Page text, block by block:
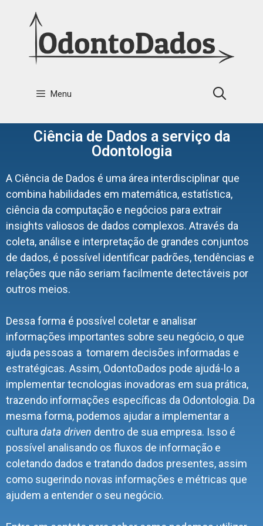
Menu
Ciência de Dados a serviço da
Odontologia
A Ciência de Dados é uma área interdisciplinar que
combina habilidades em matemática, estatística,
ciência da computação e negócios para extrair
insights valiosos de dados complexos. Através da
coleta, análise e interpretação de grandes conjuntos
de dados, é possível identificar padrões, tendências e
relações que não seriam facilmente detectáveis por
outros meios.
Dessa forma é possível coletar e analisar
informações importantes sobre seu negócio, o que
ajuda pessoas a tomarem decisões informadas e
estratégicas. Assim, OdontoDados pode ajudá-lo a
implementar tecnologias inovadoras em sua prática,
trazendo informações específicas da Odontologia. Da
mesma forma, podemos ajudar a implementar a
cultura data driven dentro de sua empresa. Isso é
possível analisando os fluxos de informação e
coletando dados e tratando dados presentes, assim
como sugerindo novas informações e métricas que
ajudem a entender o seu negócio.